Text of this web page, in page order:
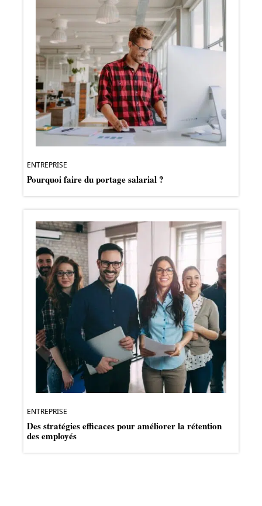
ENTREPRISE
Pourquoi faire du portage salarial ?
ENTREPRISE
Des stratégies efficaces pour améliorer la rétention
des employés